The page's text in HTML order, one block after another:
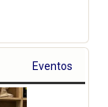
Eventos